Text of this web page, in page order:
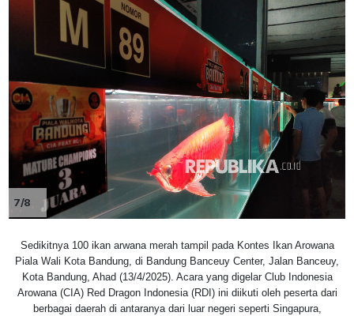
7/8
Sedikitnya 100 ikan arwana merah tampil pada Kontes Ikan Arowana
Piala Wali Kota Bandung, di Bandung Banceuy Center, Jalan Banceuy,
Kota Bandung, Ahad (13/4/2025). Acara yang digelar Club Indonesia
Arowana (CIA) Red Dragon Indonesia (RDI) ini diikuti oleh peserta dari
berbagai daerah di antaranya dari luar negeri seperti Singapura,